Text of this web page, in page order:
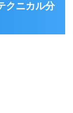
クニカル分